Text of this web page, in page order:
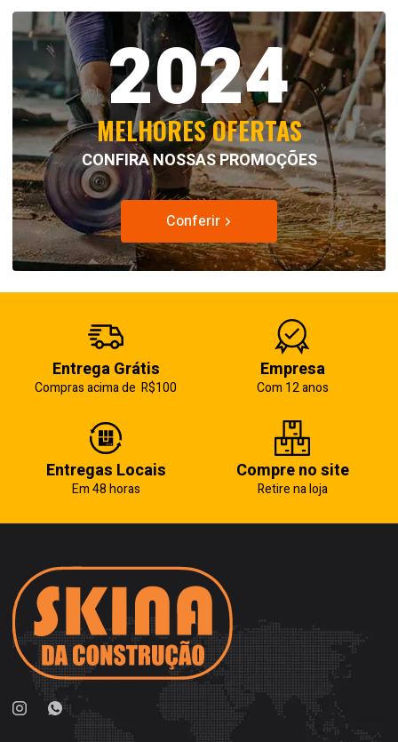
original
era:
R$ 21,50.
atual
é:
R$ 18,99.
original
era:
R$ 9,90.
atual
é:
R$ 8,50.
2024
MELHORES OFERTAS
CONFIRA NOSSAS PROMOÇÕES
Conferir
Entrega Grátis
Compras acima de R$100
Empresa
Com 12 anos
Entregas Locais
Em 48 horas
Compre no site
Retire na loja